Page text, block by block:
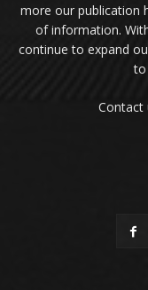
more our publication
of information.
continue to expand
to
Contact